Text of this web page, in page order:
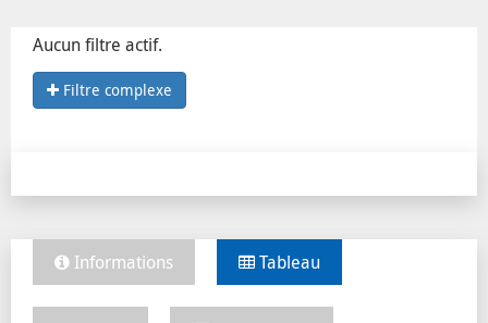
Aucun filtre actif.
Filtre complexe
SERVICE_ID
2
Informations Tableau